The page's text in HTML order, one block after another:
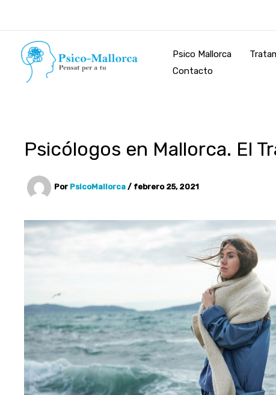
contenido
Psico Mallorca
Contacto
Psicólogos en Mallorca. El
Por PsicoMallorca / febrero 25, 2021